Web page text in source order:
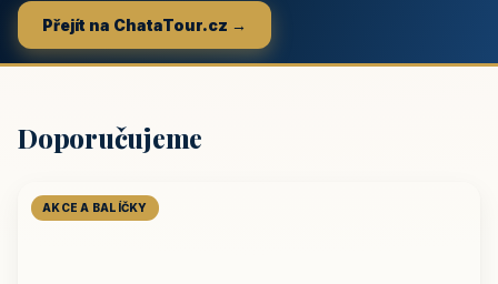
Přejít na ChataTour.cz →
Doporučujeme
AKCE A BALÍČKY